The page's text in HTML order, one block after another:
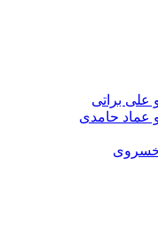
حامدی